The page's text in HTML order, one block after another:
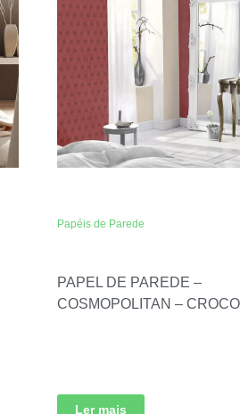
Papéis de Parede
PAPEL DE PAREDE –
COSMOPOLITAN – CROCO
Ler mais